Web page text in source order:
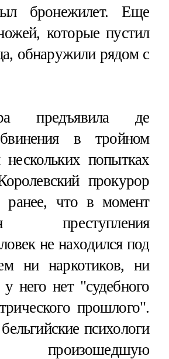
бронежилет. Еще
которые пустил
обнаружили рядом с
предъявила де
в тройном
нескольких попытках
прокурор
ранее, что в момент
преступления
не находился под
ни наркотиков, ни
у него нет "судебного
прошлого".
психологи
произошедшую